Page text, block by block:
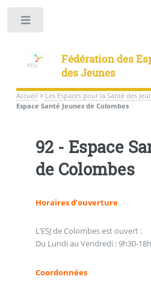
Fédération des
des Jeunes
Accueil > Les Espaces pour la Santé des
Espace Santé Jeunes de Colombes
92 - Espace
de Colombes
Horaires d’ouverture
L’ESJ de Colombes est ouvert :
Du Lundi au Vendredi : 9h30-18h
Coordonnées
Panneau de gestion des cookies